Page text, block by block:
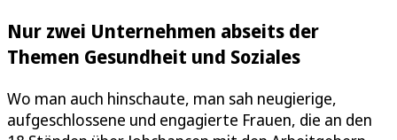
Nur zwei Unternehmen abseits der
Themen Gesundheit und Soziales
Wo man auch hinschaute, man sah neugierige,
aufgeschlossene und engagierte Frauen, die an den